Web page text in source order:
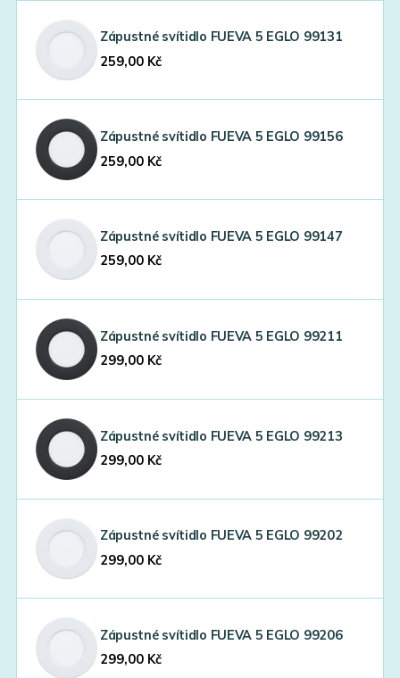
Zápustné svítidlo FUEVA 5 EGLO 99131
259,00 Kč
Zápustné svítidlo FUEVA 5 EGLO 99156
259,00 Kč
Zápustné svítidlo FUEVA 5 EGLO 99147
259,00 Kč
Zápustné svítidlo FUEVA 5 EGLO 99211
299,00 Kč
Zápustné svítidlo FUEVA 5 EGLO 99213
299,00 Kč
Zápustné svítidlo FUEVA 5 EGLO 99202
299,00 Kč
Zápustné svítidlo FUEVA 5 EGLO 99206
299,00 Kč